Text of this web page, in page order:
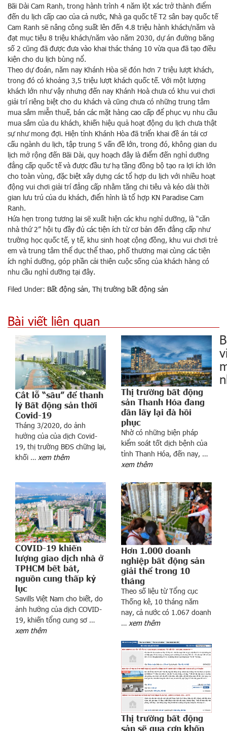
Bãi Dài Cam Ranh, trong hành trình 4 năm lột xác trở thành điểm
đến du lịch cấp cao của cả nước, Nhà ga quốc tế T2 sân bay quốc tế
Cam Ranh sẽ nâng công suất lên đến 4.8 triệu hành khách/năm và
đạt mục tiêu 8 triệu khách/năm vào năm 2030, dự án đường băng
số 2 cũng đã được đưa vào khai thác tháng 10 vừa qua đã tạo điều
kiện cho du lịch bùng nổ.
Theo dự đoán, năm nay Khánh Hòa sẽ đón hơn 7 triệu lượt khách,
trong đó có khoảng 3,5 triệu lượt khách quốc tế. Với một lượng
khách lớn như vậy nhưng đến nay Khánh Hoà chưa có khu vui chơi
giải trí riêng biệt cho du khách và cũng chưa có những trung tâm
mua sắm miễn thuế, bán các mặt hàng cao cấp để phục vụ nhu cầu
mua sắm của du khách, khiến hiệu quả hoạt động du lịch chưa thật
sự như mong đợi. Hiện tỉnh Khánh Hòa đã triển khai đề án tái cơ
cấu ngành du lịch, tập trung 5 vấn đề lớn, trong đó, không gian du
lịch mở rộng đến Bãi Dài, quy hoạch đây là điểm đến nghỉ dưỡng
đẳng cấp quốc tế và được đầu tư hạ tầng đồng bộ tạo ra lợi ích lớn
cho toàn vùng, đặc biệt xây dựng các tổ hợp du lịch với nhiều hoạt
động vui chơi giải trí đẳng cấp nhằm tăng chi tiêu và kéo dài thời
gian lưu trú của du khách, điển hình là tổ hợp KN Paradise Cam
Ranh.
Hứa hẹn trong tương lai sẽ xuất hiện các khu nghỉ dưỡng, là “căn
nhà thứ 2” hội tụ đầy đủ các tiện ích từ cơ bản đến đẳng cấp như
trường học quốc tế, y tế, khu sinh hoạt cộng đồng, khu vui chơi trẻ
em và trung tâm thể dục thể thao, phố thương mại cùng các tiện
ích nghỉ dưỡng, góp phần cải thiện cuộc sống của khách hàng có
nhu cầu nghỉ dưỡng tại đây.
Filed Under: Bất động sản, Thị trường bất động sản
Bài viết liên quan
Cắt lỗ “sâu” để thanh
lý Bất động sản thời
Covid-19
Tháng 3/2020, do ảnh
hưởng của của dịch Covid-
19, thị trường BĐS chững lại,
khối … xem thêm
Thị trường bất động
sản Thanh Hóa đang
dần lấy lại đà hồi
phục
Nhờ có những biện pháp
kiểm soát tốt dịch bệnh của
tỉnh Thanh Hóa, đến nay, …
xem thêm
COVID-19 khiến
lượng giao dịch nhà ở
TPHCM bết bát,
nguồn cung thấp kỷ
lục
Savills Việt Nam cho biết, do
ảnh hưởng của dịch COVID-
19, khiến tổng cung sơ …
xem thêm
Hơn 1.000 doanh
nghiệp bất động sản
giải thể trong 10
tháng
Theo số liệu từ Tổng cục
Thống kê, 10 tháng năm
nay, cả nước có 1.067 doanh
… xem thêm
Thị trường bất động
sản sẽ qua cơn khốn